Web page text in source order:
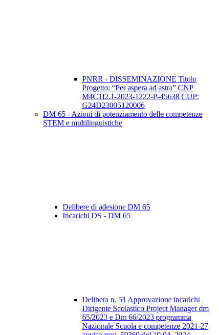
PNRR - DISSEMINAZIONE Titolo
Progetto: “Per aspera ad astra” CNP
M4C1I2.1-2023-1222-P-45638 CUP:
G24D23005120006
DM 65 - Azioni di potenziamento delle competenze
STEM e multilinguistiche
Delibere di adesione DM 65
Incarichi DS - DM 65
Delibera n. 51 Approvazione incarichi
Dirigente Scolastico Project Manager dm
65/2023 e Dm 66/2023 programma
Nazionale Scuola e competenze 2021-27